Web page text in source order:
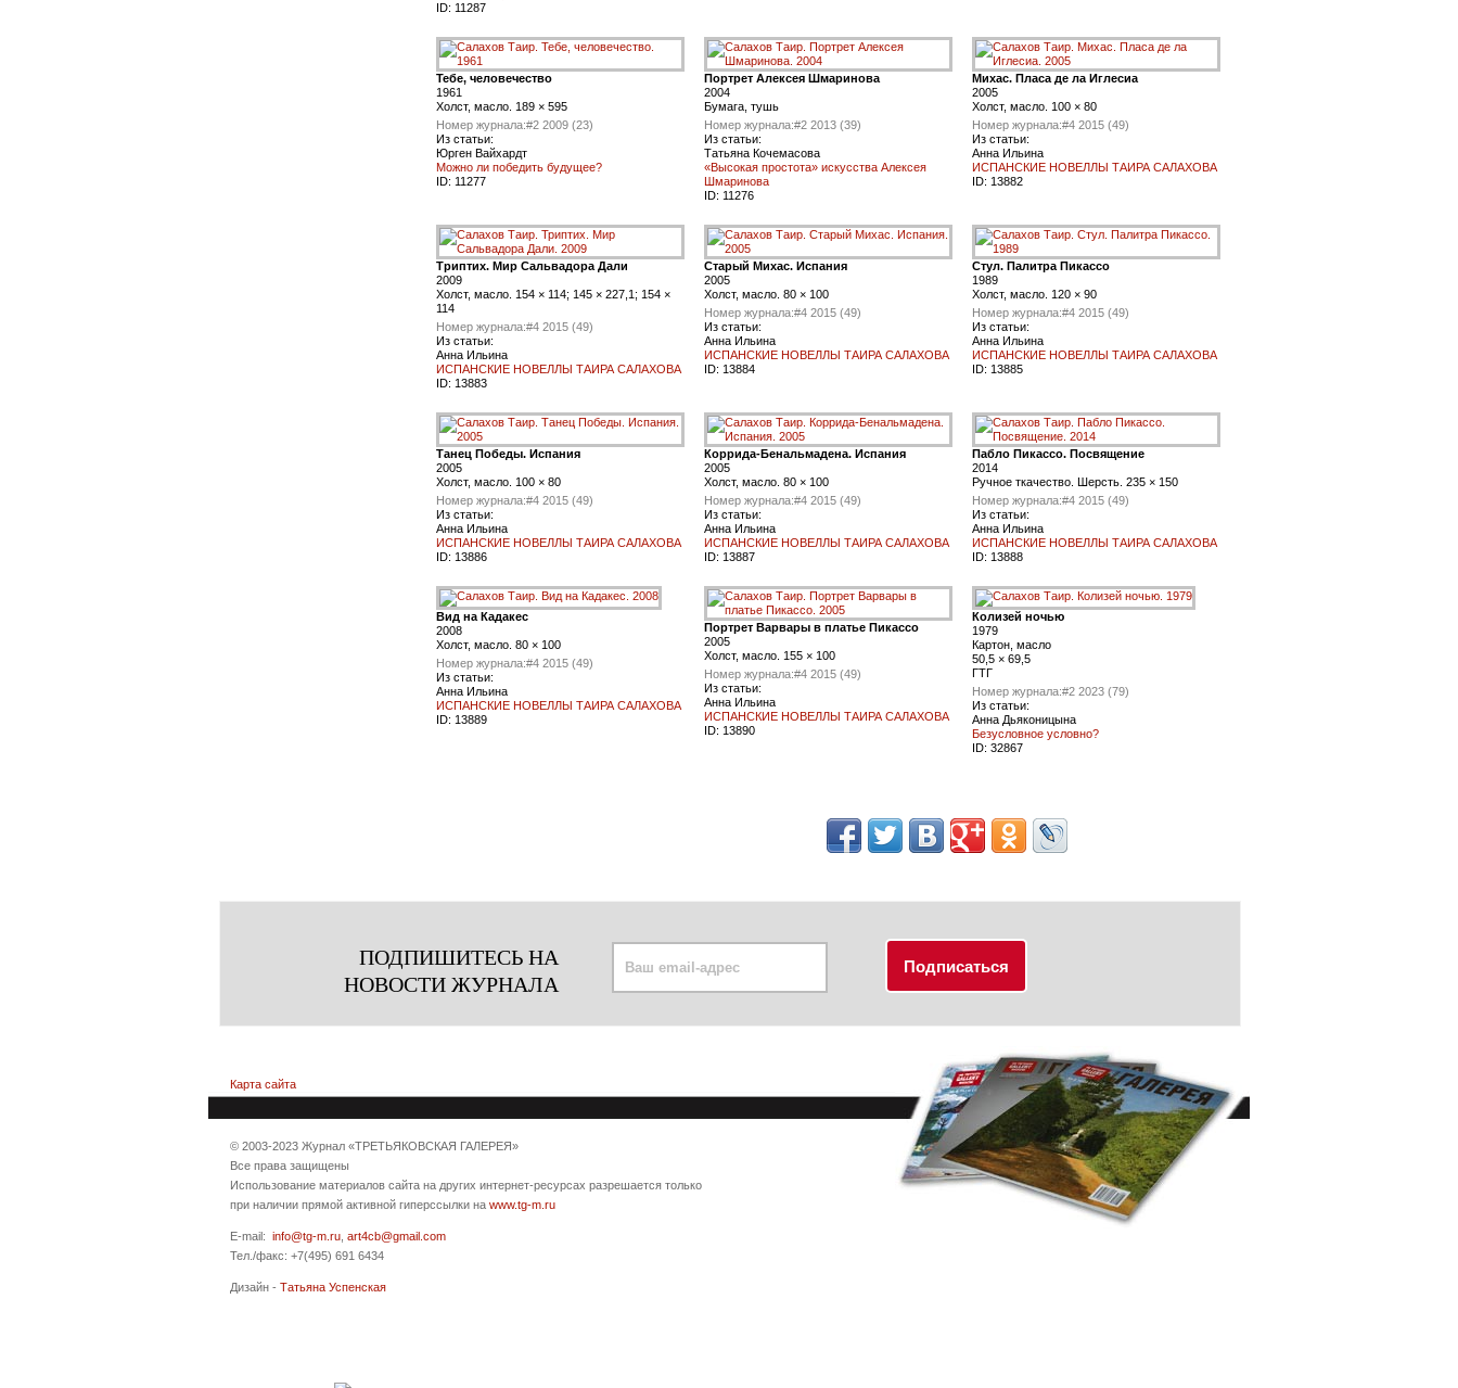
ID: 11287
Тебе, человечество
1961
Холст, масло. 189 × 595
Номер журнала:#2 2009 (23)
Из статьи:
Юрген Вайхардт
Можно ли победить будущее?
ID: 11277
Портрет Алексея Шмаринова
2004
Бумага, тушь
Номер журнала:#2 2013 (39)
Из статьи:
Татьяна Кочемасова
«Высокая простота» искусства Алексея
Шмаринова
ID: 11276
Михас. Пласа де ла Иглесиа
2005
Холст, масло. 100 × 80
Номер журнала:#4 2015 (49)
Из статьи:
Анна Ильина
ИСПАНСКИЕ НОВЕЛЛЫ ТАИРА САЛАХОВА
ID: 13882
Триптих. Мир Сальвадора Дали
2009
Холст, масло. 154 × 114; 145 × 227,1; 154 ×
114
Номер журнала:#4 2015 (49)
Из статьи:
Анна Ильина
ИСПАНСКИЕ НОВЕЛЛЫ ТАИРА САЛАХОВА
ID: 13883
Старый Михас. Испания
2005
Холст, масло. 80 × 100
Номер журнала:#4 2015 (49)
Из статьи:
Анна Ильина
ИСПАНСКИЕ НОВЕЛЛЫ ТАИРА САЛАХОВА
ID: 13884
Стул. Палитра Пикассо
1989
Холст, масло. 120 × 90
Номер журнала:#4 2015 (49)
Из статьи:
Анна Ильина
ИСПАНСКИЕ НОВЕЛЛЫ ТАИРА САЛАХОВА
ID: 13885
Танец Победы. Испания
2005
Холст, масло. 100 × 80
Номер журнала:#4 2015 (49)
Из статьи:
Анна Ильина
ИСПАНСКИЕ НОВЕЛЛЫ ТАИРА САЛАХОВА
ID: 13886
Коррида-Бенальмадена. Испания
2005
Холст, масло. 80 × 100
Номер журнала:#4 2015 (49)
Из статьи:
Анна Ильина
ИСПАНСКИЕ НОВЕЛЛЫ ТАИРА САЛАХОВА
ID: 13887
Пабло Пикассо. Посвящение
2014
Ручное ткачество. Шерсть. 235 × 150
Номер журнала:#4 2015 (49)
Из статьи:
Анна Ильина
ИСПАНСКИЕ НОВЕЛЛЫ ТАИРА САЛАХОВА
ID: 13888
Вид на Кадакес
2008
Холст, масло. 80 × 100
Номер журнала:#4 2015 (49)
Из статьи:
Анна Ильина
ИСПАНСКИЕ НОВЕЛЛЫ ТАИРА САЛАХОВА
ID: 13889
Портрет Варвары в платье Пикассо
2005
Холст, масло. 155 × 100
Номер журнала:#4 2015 (49)
Из статьи:
Анна Ильина
ИСПАНСКИЕ НОВЕЛЛЫ ТАИРА САЛАХОВА
ID: 13890
Колизей ночью
1979
Картон, масло
50,5 × 69,5
ГТГ
Номер журнала:#2 2023 (79)
Из статьи:
Анна Дьяконицына
Безусловное условно?
ID: 32867
ПОДПИШИТЕСЬ НА
НОВОСТИ ЖУРНАЛА
Карта сайта
© 2003-2023 Журнал «ТРЕТЬЯКОВСКАЯ ГАЛЕРЕЯ»
Все права защищены
Использование материалов сайта на других интернет-ресурсах разрешается только
при наличии прямой активной гиперссылки на www.tg-m.ru
E-mail: info@tg-m.ru art4cb@gmail.com
Тел./факс: +7(495) 691 6434
Дизайн - Татьяна Успенская